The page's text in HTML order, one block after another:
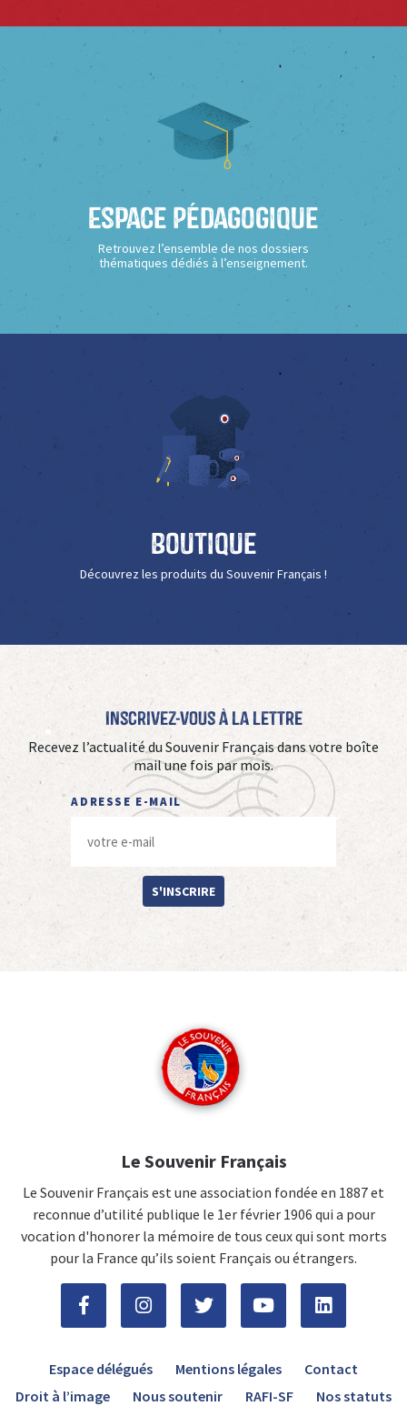
Espace Pédagogique
Retrouvez l’ensemble de nos dossiers
thématiques dédiés à l’enseignement.
Boutique
Découvrez les produits du Souvenir Français !
Inscrivez-vous à La Lettre
Recevez l’actualité du Souvenir Français dans votre boîte
mail une fois par mois.
ADRESSE E-MAIL
S'INSCRIRE
Le Souvenir Français
Le Souvenir Français est une association fondée en 1887 et
reconnue d’utilité publique le 1er février 1906 qui a pour
vocation d'honorer la mémoire de tous ceux qui sont morts
pour la France qu’ils soient Français ou étrangers.
Espace délégués Mentions légales
Contact
Droit à l’image
Nous soutenir RAFI-SF Nos statuts